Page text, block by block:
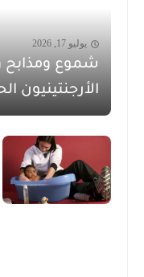
يوليو 17, 2026
شموع ومذابح
الأرجنتينيون